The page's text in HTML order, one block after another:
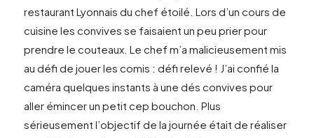
restaurant Lyonnais du chef étoilé. Lors d’un cours de
cuisine les convives se faisaient un peu prier pour
prendre le couteaux. Le chef m’a malicieusement mis
au défi de jouer les comis : défi relevé ! J’ai confié la
caméra quelques instants à une dés convives pour
aller émincer un petit cep bouchon. Plus
sérieusement l’objectif de la journée était de réaliser